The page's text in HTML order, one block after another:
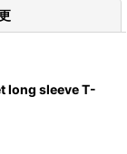
long sleeve T-